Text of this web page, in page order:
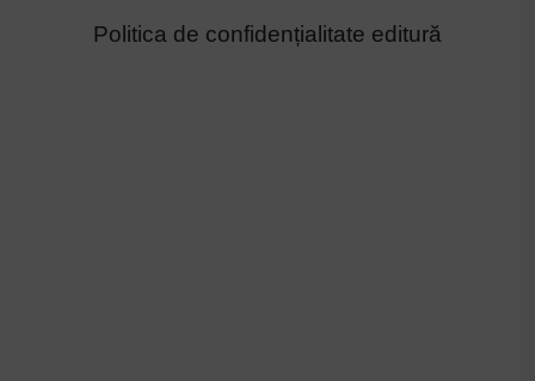
Politica de confidențialitate editură